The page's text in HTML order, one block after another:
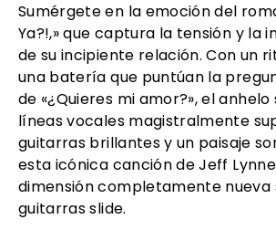
Sumérgete en la emoción del
Ya?!,» que captura la tensión y la
de su incipiente relación. Con un
una batería que puntúan la
de «¿Quieres mi amor?», el
líneas vocales magistralmente
guitarras brillantes y un paisaje
esta icónica canción de Jeff
dimensión completamente nueva
guitarras slide.